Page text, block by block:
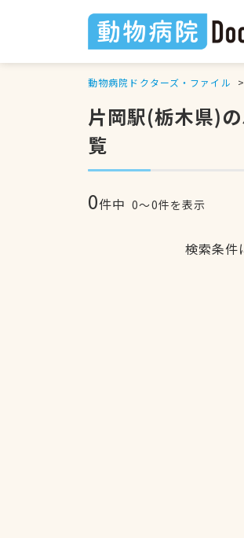
動物病院ドクターズ・ファイル
片岡駅(栃木県)
覧
0件中 0〜0件を表示
検索条件